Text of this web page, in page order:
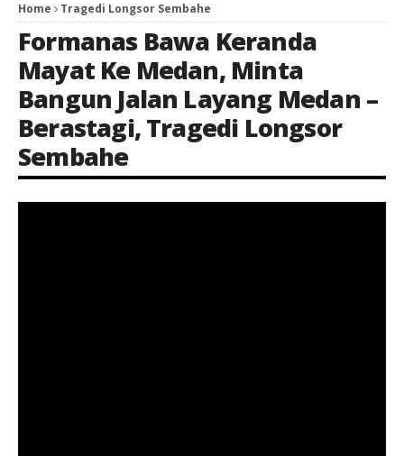
Home Tragedi Longsor Sembahe
Formanas Bawa Keranda
Mayat Ke Medan, Minta
Bangun Jalan Layang Medan –
Berastagi,Tragedi Longsor
Sembahe
Keterangan Gambar: Saat Tragedi Longsor Sembahe, Formanas Bawa Keranda Mayat Ke Medan, Minta Bangun Jalan Layang Medan – Berastagi